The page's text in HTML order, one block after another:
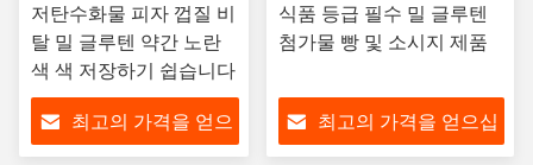
저탄수화물 피자 껍질 비
탈 밀 글루텐 약간 노란
색 색 저장하기 쉽습니다
최고의 가격을 얻으
식품 등급 필수 밀 글루텐
첨가물 빵 및 소시지 제품
최고의 가격을 얻으십